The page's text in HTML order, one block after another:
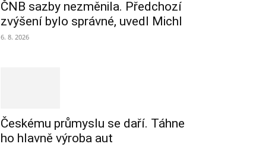
ČNB sazby nezměnila. Předchozí
zvýšení bylo správné, uvedl Michl
6. 8. 2026
Českému průmyslu se daří. Táhne
ho hlavně výroba aut